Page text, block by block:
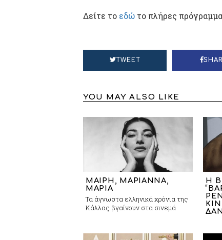
Δείτε το εδώ το πλήρες
TWEET
YOU MAY ALSO LIKE
ΜΑΙΡΗ, ΜΑΡΙΑΝΝΑ,
ΜΑΡΙΑ
Τα άγνωστα ελληνικά χρόνια της
Κάλλας βγαίνουν στα σινεμά
Η